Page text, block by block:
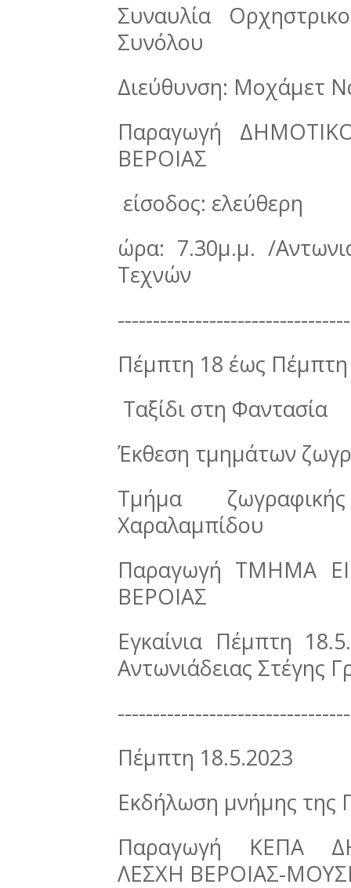
Συναυλία
Συνόλου
Διεύθυνση: Μοχάμετ
Παραγωγή
ΒΕΡΟΙΑΣ
είσοδος: ελεύθερη
ώρα: 7.30μ.μ. /
Τεχνών
Πέμπτη 18 έως
Ταξίδι στη Φαντασία
Έκθεση τμημάτων
Τμήμα
Χαραλαμπίδου
Παραγωγή ΤΜΗΜΑ
ΒΕΡΟΙΑΣ
Εγκαίνια Πέμπτη
Αντωνιάδειας Στέγης
Πέμπτη 18.5.2023
Εκδήλωση μνήμης της
Παραγωγή ΚΕΠΑ
ΛΕΣΧΗ ΒΕΡΟΙΑΣ-